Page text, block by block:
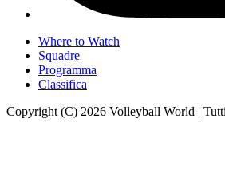
Where to Watch
Squadre
Programma
Classifica
Copyright (C) 2026 Volleyball World |